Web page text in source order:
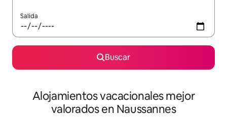
Salida
Buscar
Alojamientos vacacionales mejor
valorados en Naussannes